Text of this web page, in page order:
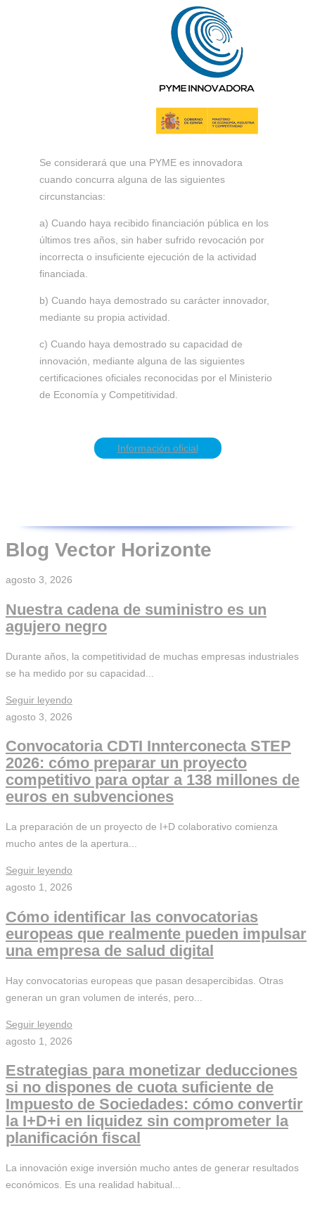
Se considerará que una PYME es innovadora
cuando concurra alguna de las siguientes
circunstancias:
a) Cuando haya recibido financiación pública en los
últimos tres años, sin haber sufrido revocación por
incorrecta o insuficiente ejecución de la actividad
financiada.
b) Cuando haya demostrado su carácter innovador,
mediante su propia actividad.
c) Cuando haya demostrado su capacidad de
innovación, mediante alguna de las siguientes
certificaciones oficiales reconocidas por el Ministerio
de Economía y Competitividad.
Información oficial
Blog Vector Horizonte
agosto 3, 2026
Nuestra cadena de suministro es un
agujero negro
Durante años, la competitividad de muchas empresas industriales
se ha medido por su capacidad...
Seguir leyendo
agosto 3, 2026
Convocatoria CDTI Innterconecta STEP
2026: cómo preparar un proyecto
competitivo para optar a 138 millones de
euros en subvenciones
La preparación de un proyecto de I+D colaborativo comienza
mucho antes de la apertura...
Seguir leyendo
agosto 1, 2026
Cómo identificar las convocatorias
europeas que realmente pueden impulsar
una empresa de salud digital
Hay convocatorias europeas que pasan desapercibidas. Otras
generan un gran volumen de interés, pero...
Seguir leyendo
agosto 1, 2026
Estrategias para monetizar deducciones
si no dispones de cuota suficiente de
Impuesto de Sociedades: cómo convertir
la I+D+i en liquidez sin comprometer la
planificación fiscal
La innovación exige inversión mucho antes de generar resultados
económicos. Es una realidad habitual...